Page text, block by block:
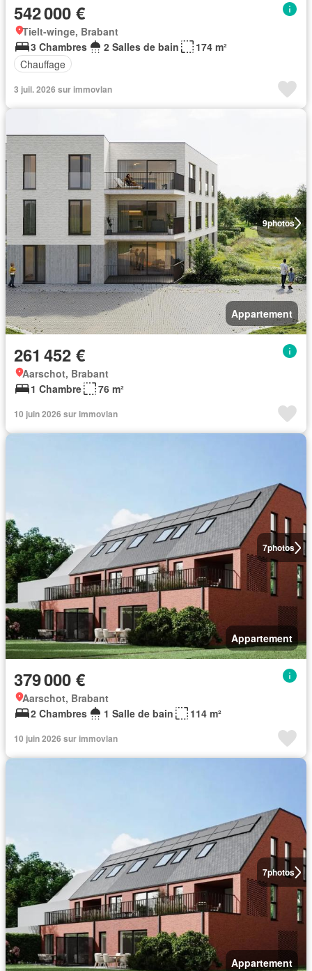
542 000 €
Tielt-winge, Brabant
3 Chambres
2 Salles de bain
174 m²
Chauffage
3 juil. 2026 sur immovlan
9photos
Appartement
261 452 €
Aarschot, Brabant
1 Chambre
76 m²
10 juin 2026 sur immovlan
7photos
Appartement
379 000 €
Aarschot, Brabant
2 Chambres
1 Salle de bain 114 m²
10 juin 2026 sur immovlan
7photos
Appartement